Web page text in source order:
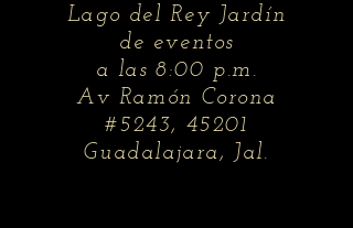
Lago del Rey Jardín
de eventos
a las 8:00 p.m.
Av Ramón Corona
#5243, 45201
Guadalajara, Jal.